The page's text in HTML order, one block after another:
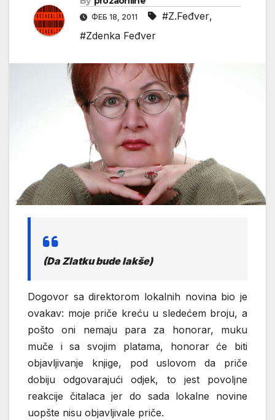
ФЕБ 18, 2011 #Z.Feđver,
#Zdenka Feđver
(Da Zlatku bude lakše)
Dogovor sa direktorom lokalnih novina bio je
ovakav: moje priče kreću u sledećem broju, a
pošto oni nemaju para za honorar, muku
muče i sa svojim platama, honorar će biti
objavljivanje knjige, pod uslovom da priče
dobiju odgovarajući odjek, to jest povoljne
reakcije čitalaca jer do sada lokalne novine
uopšte nisu objavljivale priče.